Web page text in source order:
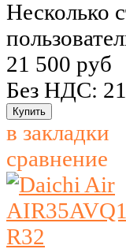
Несколько
21 500 руб
Без НДС:
в закладки
сравнение